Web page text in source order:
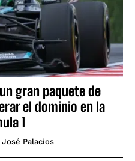
gran paquete de
el dominio en la
1
Palacios